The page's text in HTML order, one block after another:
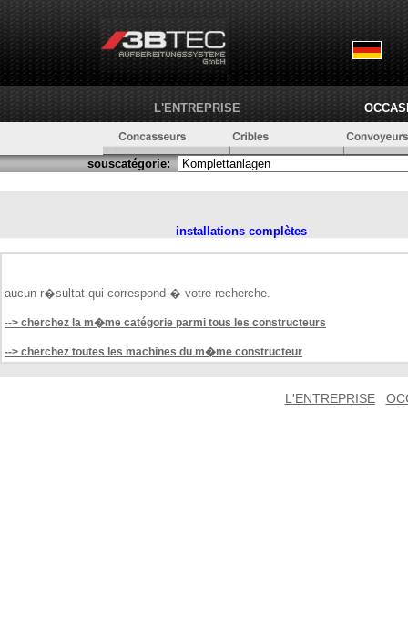
L'ENTREPRISE
souscatégorie:
installations complètes
aucun r�sultat qui correspond � votre recherche.
--> cherchez la m�me catégorie parmi tous les constructeurs
--> cherchez toutes les machines du m�me constructeur
L'ENTREPRISE